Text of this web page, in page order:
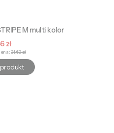
M multi kolor
promocyjna
zł
31,63 zł